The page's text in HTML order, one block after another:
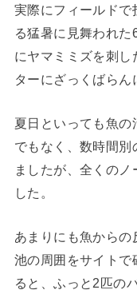
実際にフィールド
る猛暑に見舞われ
にヤマミミズを刺
ターにざっくばらん
夏日といっても魚
でもなく、数時間
ましたが、全くの
した。
あまりにも魚から
池の周囲をサイトで
ると、ふっと2匹の